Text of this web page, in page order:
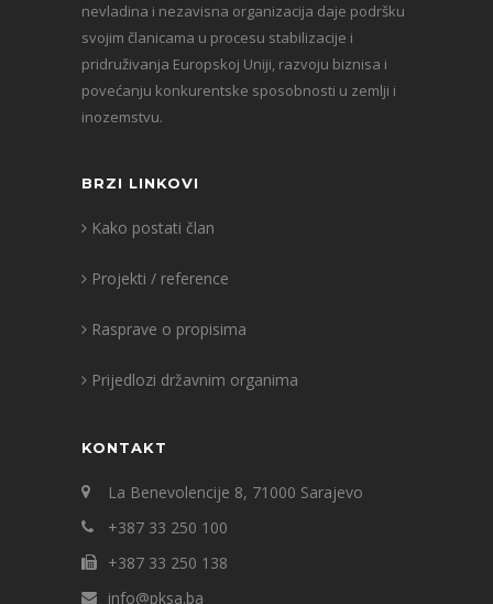
nevladina i nezavisna organizacija daje podršku
svojim članicama u procesu stabilizacije i
pridruživanja Europskoj Uniji, razvoju biznisa i
povećanju konkurentske sposobnosti u zemlji i
inozemstvu.
BRZI LINKOVI
Kako postati član
Projekti / reference
Rasprave o propisima
Prijedlozi državnim organima
KONTAKT
La Benevolencije 8, 71000 Sarajevo
+387 33 250 100
+387 33 250 138
info@pksa.ba